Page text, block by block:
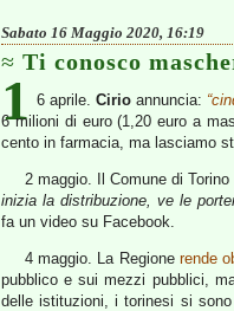
Sabato 16 Maggio 2020, 16:19
Ti conosco
1 6 aprile. Cirio annuncia:
6 milioni di euro (1,20 euro a
cento in farmacia, ma lasciamo
2 maggio. Il Comune di Torino
inizia la distribuzione, ve le
fa un video su Facebook.
4 maggio. La Regionerende
pubblico e sui mezzi pubblici,
delle istituzioni, i torinesi si